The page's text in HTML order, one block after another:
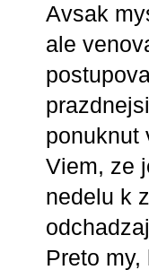
Avsak
ale
ponuknut
Viem, ze
nedelu k
Preto